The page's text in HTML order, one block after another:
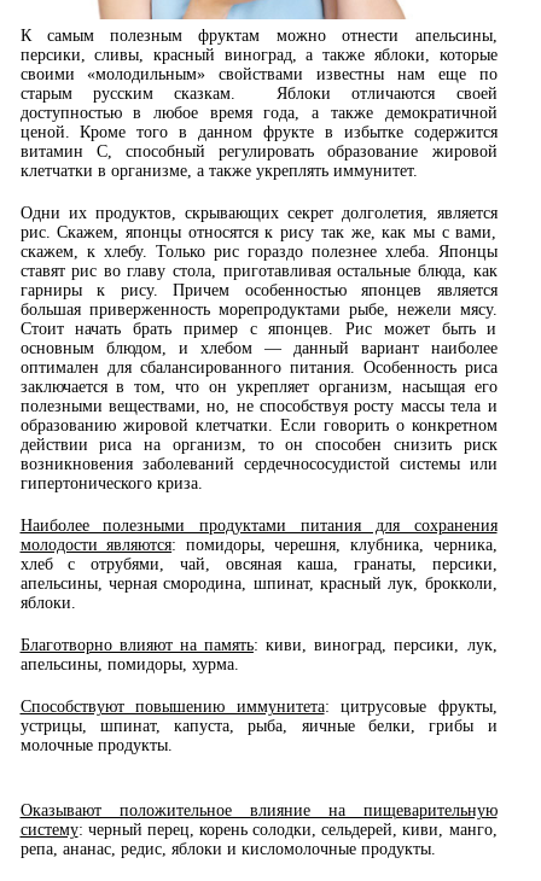
К самым полезным фруктам можно отнести апельсины,
персики, сливы, красный виноград, а также яблоки, которые
своими «молодильным» свойствами известны нам еще по
старым русским сказкам. Яблоки отличаются своей
доступностью в любое время года, а также демократичной
ценой. Кроме того в данном фрукте в избытке содержится
витамин С, способный регулировать образование жировой
клетчатки в организме, а также укреплять иммунитет.
Одни их продуктов, скрывающих секрет долголетия, является
рис. Скажем, японцы относятся к рису так же, как мы с вами,
скажем, к хлебу. Только рис гораздо полезнее хлеба. Японцы
ставят рис во главу стола, приготавливая остальные блюда, как
гарниры к рису. Причем особенностью японцев является
большая приверженность морепродуктами рыбе, нежели мясу.
Стоит начать брать пример с японцев. Рис может быть и
основным блюдом, и хлебом — данный вариант наиболее
оптимален для сбалансированного питания. Особенность риса
заключается в том, что он укрепляет организм, насыщая его
полезными веществами, но, не способствуя росту массы тела и
образованию жировой клетчатки. Если говорить о конкретном
действии риса на организм, то он способен снизить риск
возникновения заболеваний сердечнососудистой системы или
гипертонического криза.
Наиболее полезными продуктами питания для сохранения
молодости являются: помидоры, черешня, клубника, черника,
хлеб с отрубями, чай, овсяная каша, гранаты, персики,
апельсины, черная смородина, шпинат, красный лук, брокколи,
яблоки.
Благотворно влияют на память: киви, виноград, персики, лук,
апельсины, помидоры, хурма.
Способствуют повышению иммунитета: цитрусовые фрукты,
устрицы, шпинат, капуста, рыба, яичные белки, грибы и
молочные продукты.
Оказывают положительное влияние на пищеварительную
систему: черный перец, корень солодки, сельдерей, киви, манго,
репа, ананас, редис, яблоки и кисломолочные продукты.